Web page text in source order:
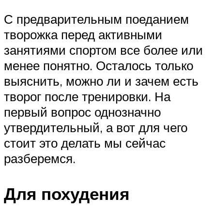
С предварительным поеданием
творожка перед активными
занятиями спортом все более или
менее понятно. Осталось только
выяснить, можно ли и зачем есть
творог после тренировки. На
первый вопрос однозначно
утвердительный, а вот для чего
стоит это делать мы сейчас
разберемся.
Для похудения